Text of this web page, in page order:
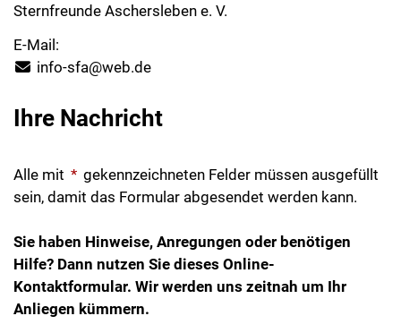
Sternfreunde Aschersleben e. V.
E-Mail:
info-sfa@web.de
Ihre Nachricht
Alle mit * gekennzeichneten Felder müssen ausgefüllt
sein, damit das Formular abgesendet werden kann.
Sie haben Hinweise, Anregungen oder benötigen
Hilfe? Dann nutzen Sie dieses Online-
Kontaktformular. Wir werden uns zeitnah um Ihr
Anliegen kümmern.